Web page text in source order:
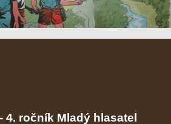
4. ročník Mladý hlasatel